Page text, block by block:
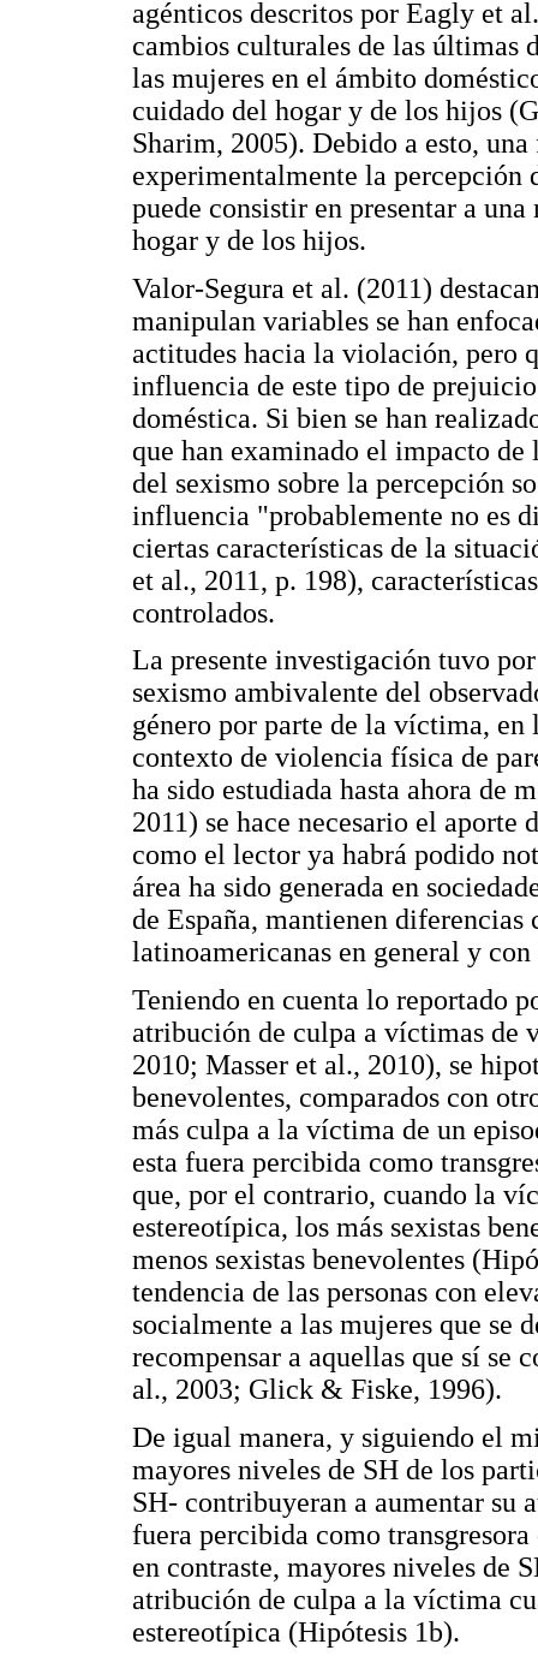
agénticos descritos por Eagly et
cambios culturales de las últimas
las mujeres en el ámbito
cuidado del hogar y de los hijos
Sharim, 2005). Debido a esto,
experimentalmente la percepción
puede consistir en presentar a
hogar y de los hijos.
Valor-Segura et al. (2011)
manipulan variables se han
actitudes hacia la violación, pero
influencia de este tipo de
doméstica. Si bien se han
que han examinado el impacto
del sexismo sobre la percepción
influencia "probablemente no es
ciertas características de la
et al., 2011, p. 198),
controlados.
La presente investigación tuvo
sexismo ambivalente del
género por parte de la víctima,
contexto de violencia física de
ha sido estudiada hasta ahora de
2011) se hace necesario el
como el lector ya habrá podido
área ha sido generada en
de España, mantienen diferencias
latinoamericanas en general y
Teniendo en cuenta lo reportado
atribución de culpa a víctimas de
2010; Masser et al., 2010), se
benevolentes, comparados con
más culpa a la víctima de un
esta fuera percibida como
que, por el contrario, cuando la
estereotípica, los más sexistas
menos sexistas benevolentes
tendencia de las personas con
socialmente a las mujeres que se
recompensar a aquellas que sí se
al., 2003; Glick & Fiske, 1996).
De igual manera, y siguiendo el
mayores niveles de SH de los
SH- contribuyeran a aumentar su
fuera percibida como
en contraste, mayores niveles de
atribución de culpa a la víctima
estereotípica (Hipótesis 1b).